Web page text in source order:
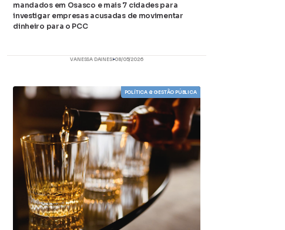
mandados em Osasco e mais 7 cidades para
investigar empresas acusadas de movimentar
dinheiro para o PCC
VANESSA DAINESI 08/05/2026
POLÍTICA & GESTÃO PÚBLICA